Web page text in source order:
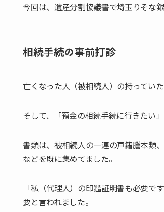
今回は、遺産分割協議書で埼玉りそな
相続手続の事前打診
亡くなった人（被相続人）の持ってい
そして、「預金の相続手続に行きたい」
書類は、被相続人の一連の戸籍謄本類
などを既に集めてました。
「私（代理人）の印鑑証明書も必要
要と言われました。